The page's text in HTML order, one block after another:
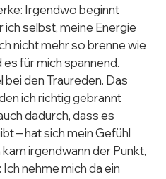
Irgendwo beginnt
selbst, meine Energie
nicht mehr so brenne wie
für mich spannend.
den Traureden. Das
ich richtig gebrannt
dadurch, dass es
– hat sich mein Gefühl
irgendwann der Punkt,
nehme mich da ein